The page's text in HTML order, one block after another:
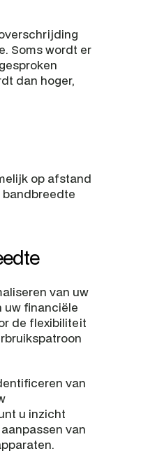
Soms wordt er
dan hoger,
op afstand
bandbreedte
van uw
uw financiële
de flexibiliteit
van
u inzicht
van